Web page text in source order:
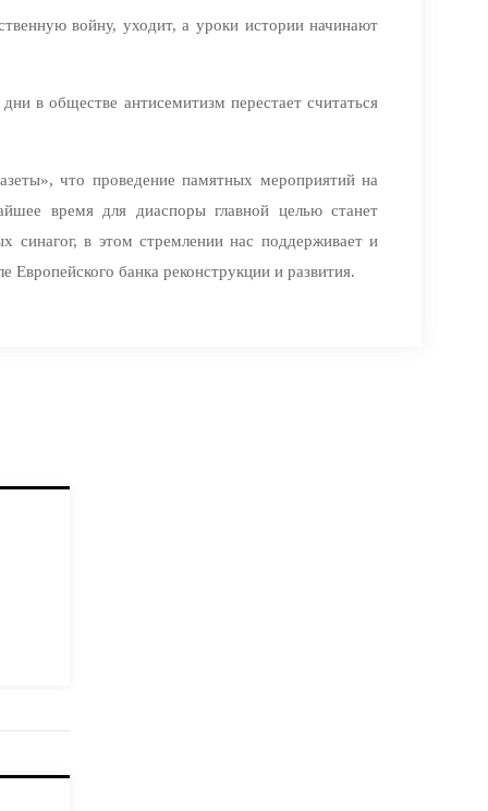
войну, уходит, а уроки истории начинают
в обществе антисемитизм перестает считаться
что проведение памятных мероприятий на
время для диаспоры главной целью станет
синагог, в этом стремлении нас поддерживает и
банка реконструкции и развития.